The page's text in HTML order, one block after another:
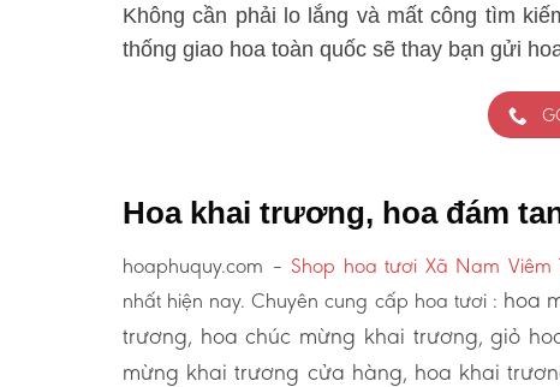
Không cần phải lo lắng và mất công tìm
thống giao hoa toàn quốc sẽ thay bạn gửi
Hoa khai trương, hoa đám
hoaphuquy.com – Shop hoa tươi Xã Nam Viêm
nhất hiện nay. Chuyên cung cấp hoa tươi : hoa
trương, hoa chúc mừng khai trương, giỏ
mừng khai trương cửa hàng, hoa khai